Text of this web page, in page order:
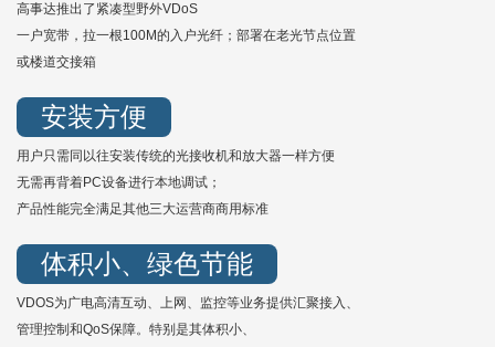
高事达推出了紧凑型野外VDoS
一户宽带，拉一根100M的入户光纤；部署在老光节点位置
或楼道交接箱
安装方便
用户只需同以往安装传统的光接收机和放大器一样方便
无需再背着PC设备进行本地调试；
产品性能完全满足其他三大运营商商用标准
体积小、绿色节能
VDOS为广电高清互动、上网、监控等业务提供汇聚接入、
管理控制和QoS保障。特别是其体积小、